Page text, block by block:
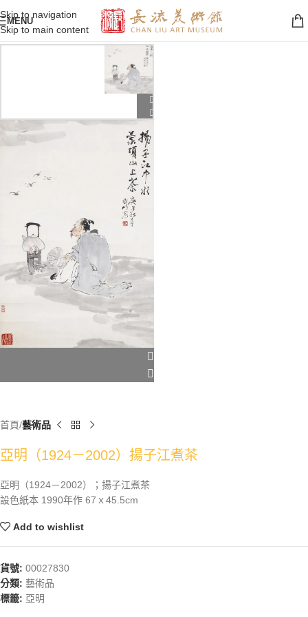
Skip to navigation
Skip to main content
MENU
首頁 藝術品
亞明（1924－2002）揚子江煮茶
亞明（1924－2002）；揚子江煮茶
設色紙本 1990年作 67ｘ45.5cm
Add to wishlist
貨號: 00027830
分類: 藝術品
標籤: 亞明